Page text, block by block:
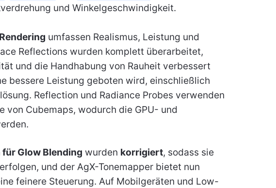
und Winkelgeschwindigkeit.
umfassen Realismus, Leistung und
Reflections wurden komplett überarbeitet,
und die Handhabung von Rauheit verbessert
bessere Leistung geboten wird, einschließlich
Reflection und Radiance Probes verwenden
von Cubemaps, wodurch die GPU- und
Glow Blending wurden korrigiert, sodass sie
und der AgX-Tonemapper bietet nun
feinere Steuerung. Auf Mobilgeräten und Low-